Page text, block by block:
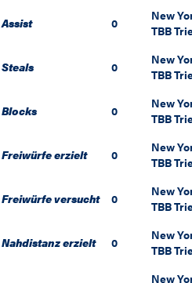
Assist 0 New
TBB
Steals 0 New
TBB
Blocks 0 New
TBB
Freiwürfe erzielt 0 New
TBB
Freiwürfe versucht 0 New
TBB
Nahdistanz erzielt 0 New
TBB
New